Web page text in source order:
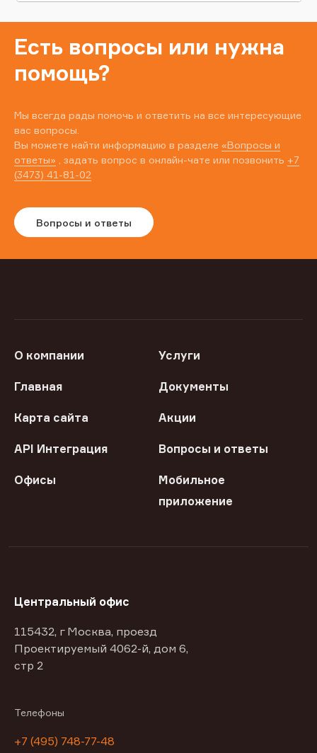
Есть вопросы или нужна
помощь?
Мы всегда рады помочь и ответить на все интересующие
вас вопросы.
Вы можете найти информацию в разделе «Вопросы и
ответы» , задать вопрос в онлайн-чате или позвонить +7
(3473) 41-81-02
Вопросы и ответы
О компании Услуги
Главная Документы
Карта сайта Акции
API Интеграция Вопросы и ответы
Офисы
Мобильное
приложение
Центральный офис
115432, г Москва, проезд
Проектируемый 4062-й, дом 6,
стр 2
Телефоны
+7 (495) 748-77-48